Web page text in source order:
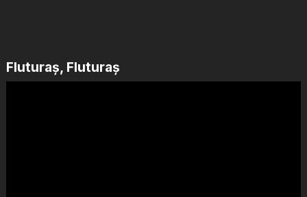
Fluturaș, Fluturaș